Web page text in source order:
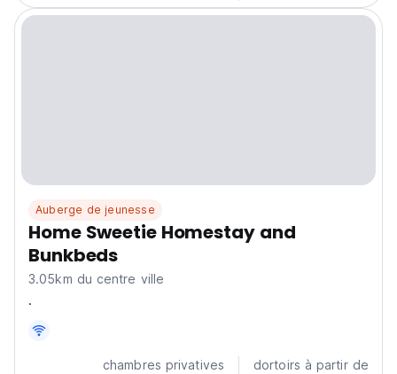
Auberge de jeunesse
Home Sweetie Homestay and
Bunkbeds
3.05km du centre ville
.
chambres privatives dortoirs à partir de